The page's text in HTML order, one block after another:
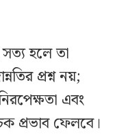
হলে তা
প্রশ্ন নয়;
এবং
প্রভাব ফেলবে।